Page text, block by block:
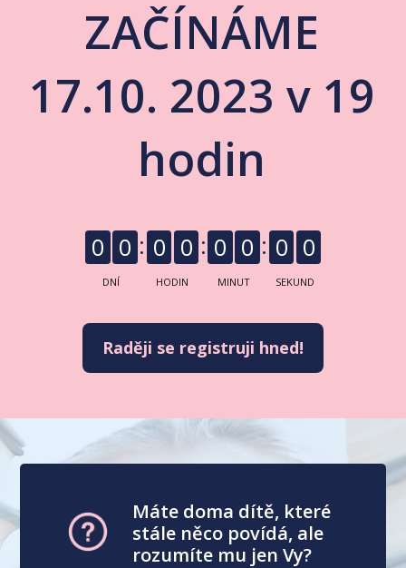
ZAČÍNÁME
17.10. 2023 v 19
hodin
0 0
DNÍ
0 0
HODIN
0 0
MINUT
0 0
SEKUND
Raději se registruji hned!
Máte doma dítě, které
stále něco povídá, ale
rozumíte mu jen Vy?